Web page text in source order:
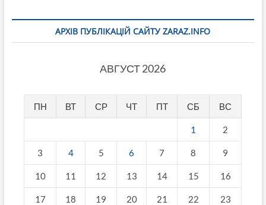
АРХІВ ПУБЛІКАЦІЙ САЙТУ ZARAZ.INFO
АВГУСТ 2026
ПН ВТ СР ЧТ ПТ СБ ВС
1 2
3 4 5 6 7 8 9
10 11 12 13 14 15 16
17 18 19 20 21 22 23